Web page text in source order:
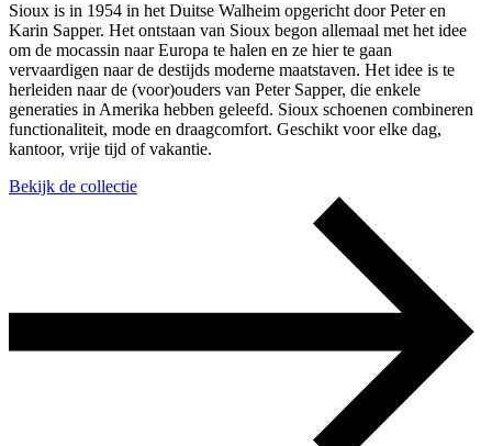
Sioux is in 1954 in het Duitse Walheim opgericht door Peter en
Karin Sapper. Het ontstaan van Sioux begon allemaal met het idee
om de mocassin naar Europa te halen en ze hier te gaan
vervaardigen naar de destijds moderne maatstaven. Het idee is te
herleiden naar de (voor)ouders van Peter Sapper, die enkele
generaties in Amerika hebben geleefd. Sioux schoenen combineren
functionaliteit, mode en draagcomfort. Geschikt voor elke dag,
kantoor, vrije tijd of vakantie.
Bekijk de collectie